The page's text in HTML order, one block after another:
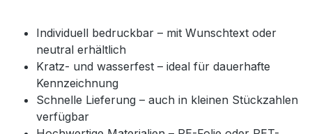
Individuell bedruckbar – mit Wunschtext oder
neutral erhältlich
Kratz- und wasserfest – ideal für dauerhafte
Kennzeichnung
Schnelle Lieferung – auch in kleinen Stückzahlen
verfügbar